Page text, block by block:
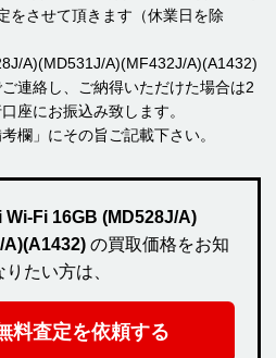
をさせて頂きます（休業日を除
A)(MD531J/A)(MF432J/A)(A1432)
連絡し、ご納得いただけた場合は2
座にお振込み致します。
欄」にその旨ご記載下さい。
Wi-Fi 16GB (MD528J/A)
A)(A1432) の買取価格をお知
りたい方は、
料査定を依頼する